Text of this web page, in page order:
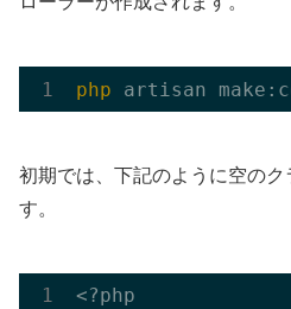
php
初期では、下記のように空のク
す。
<?php